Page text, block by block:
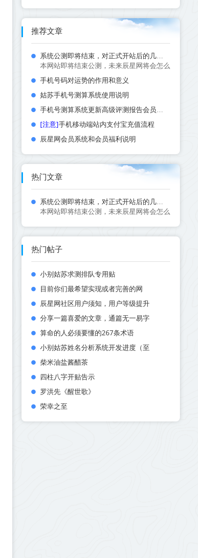
推荐文章
本网站即将结束公测，未来辰星网将会怎么发展？
手机号码对运势的作用和意义
姑苏手机号测算系统使用说明
[注意]手机移动端站内支付宝充值流程
辰星网会员系统和会员福利说明
热门文章
本网站即将结束公测，未来辰星网将会怎么发展？
热门帖子
小别姑苏求测排队专用贴
目前你们最希望实现或者完善的网
辰星网社区用户须知，用户等级提升
分享一篇喜爱的文章，通篇无一易字
算命的人必须要懂的267条术语
小别姑苏姓名分析系统开发进度（至
柴米油盐酱醋茶
四柱八字开贴告示
罗洪先《醒世歌》
荣幸之至